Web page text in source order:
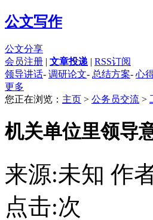
公文写作
公文分享
会员注册 | 文章投递 | RSS订阅
领导讲话- 调研论文- 总结方案- 心
更多
您正在浏览： 主页 > 公务员交流 >
机关单位里领导
来源:未知 作
点击:次